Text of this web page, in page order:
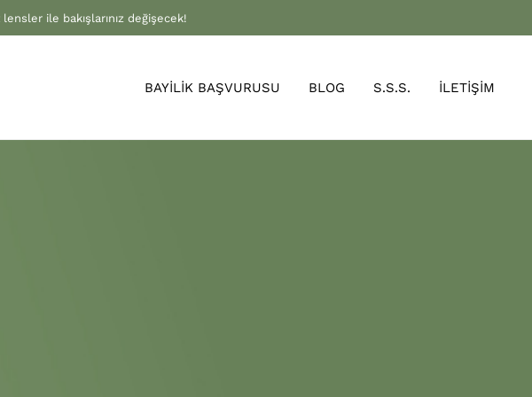
ile bakışlarınız değişecek!
BAYİLİK BAŞVURUSU BLOG S.S.S. İLETİŞİM